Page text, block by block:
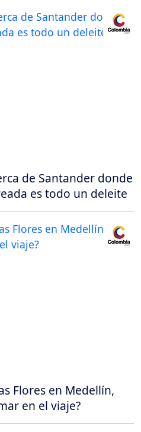
de Santander donde
es todo un deleite
Flores en Medellín,
en el viaje?